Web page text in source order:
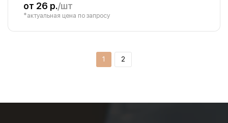
от 26 р./шт
*актуальная цена по запросу
1 2